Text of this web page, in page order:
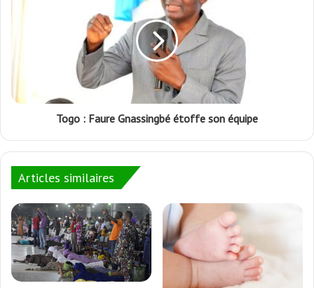
Togo : Faure Gnassingbé étoffe son équipe
Articles similaires